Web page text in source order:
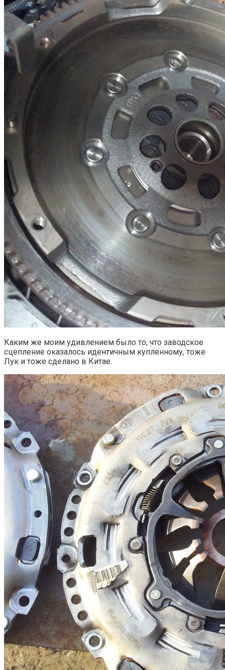
Каким же моим удивлением было то, что заводское
сцепление оказалось идентичным купленному, тоже
Лук и тоже сделано в Китае.